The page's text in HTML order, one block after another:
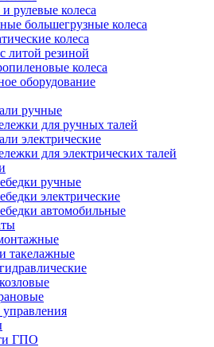
рулевые колеса
большегрузные колеса
колеса
литой резиной
колеса
оборудование
ручные
для ручных талей
электрические
для электрических талей
ручные
электрические
автомобильные
такелажные
ГПО